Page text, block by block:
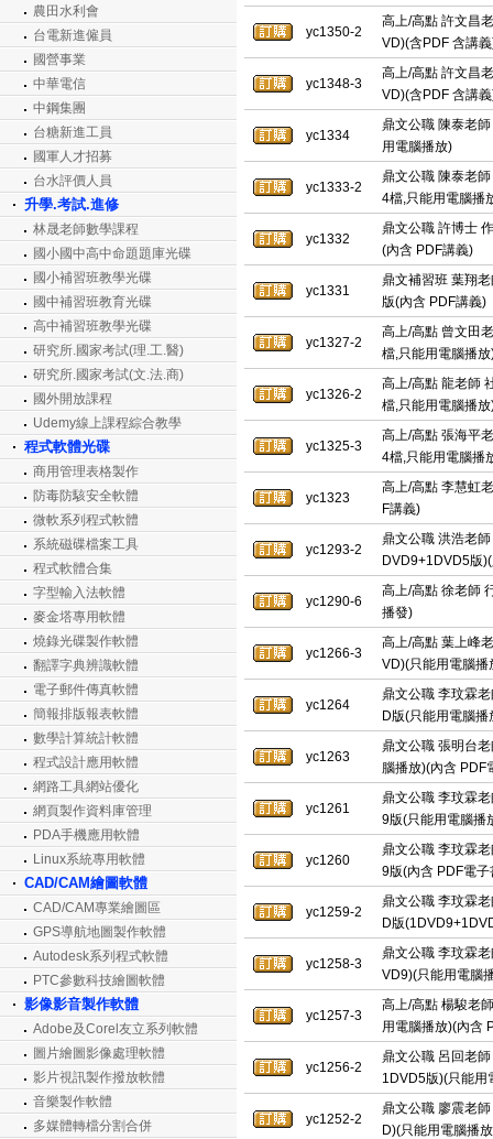
農田水利會
台電新進僱員
國營事業
中華電信
中鋼集團
台糖新進工員
國軍人才招募
台水評價人員
升學.考試.進修
林晟老師數學課程
國小國中高中命題題庫光碟
國小補習班教學光碟
國中補習班教育光碟
高中補習班教學光碟
研究所.國家考試(理.工.醫)
研究所.國家考試(文.法.商)
國外開放課程
Udemy線上課程綜合教學
程式軟體光碟
商用管理表格製作
防毒防駭安全軟體
微軟系列程式軟體
系統磁碟檔案工具
程式軟體合集
字型輸入法軟體
麥金塔專用軟體
燒錄光碟製作軟體
翻譯字典辨識軟體
電子郵件傳真軟體
簡報排版報表軟體
數學計算統計軟體
程式設計應用軟體
網路工具網站優化
網頁製作資料庫管理
PDA手機應用軟體
Linux系統專用軟體
CAD/CAM繪圖軟體
CAD/CAM專業繪圖區
GPS導航地圖製作軟體
Autodesk系列程式軟體
PTC參數科技繪圖軟體
影像影音製作軟體
Adobe及Corel友立系列軟體
圖片繪圖影像處理軟體
影片視訊製作撥放軟體
音樂製作軟體
多媒體轉檔分割合併
yc1350-2
高上/高點 許文昌
VD)(含PDF 含講
yc1348-3
高上/高點 許文昌
VD)(含PDF 含講
yc1334
鼎文公職 陳泰老
用電腦播放)
yc1333-2
鼎文公職 陳泰老
4檔,只能用電腦播
yc1332
鼎文公職 許博士
(內含 PDF講義)
yc1331
鼎文補習班 葉翔
版(內含 PDF講義)
yc1327-2
高上/高點 曾文田
檔,只能用電腦播
yc1326-2
高上/高點 龍老師
檔,只能用電腦播
yc1325-3
高上/高點 張海平
4檔,只能用電腦播
yc1323
高上/高點 李慧虹
F講義)
yc1293-2
鼎文公職 洪浩老
DVD9+1DVD5版
yc1290-6
高上/高點 徐老師
播發)
yc1266-3
高上/高點 葉上峰
VD)(只能用電腦播
yc1264
鼎文公職 李玟霖
D版(只能用電腦
yc1263
鼎文公職 張明台
腦播放)(內含 PDF
yc1261
鼎文公職 李玟霖
9版(只能用電腦播
yc1260
鼎文公職 李玟霖
9版(內含 PDF電子
yc1259-2
鼎文公職 李玟霖
D版
yc1258-3
鼎文公職 李玟霖
VD9)(只能用電腦
yc1257-3
高上/高點 楊駿老
用電腦播放)(內含
yc1256-2
鼎文公職 呂回老
1DVD5版)(只能用
yc1252-2
鼎文公職 廖震老
D)(只能用電腦播